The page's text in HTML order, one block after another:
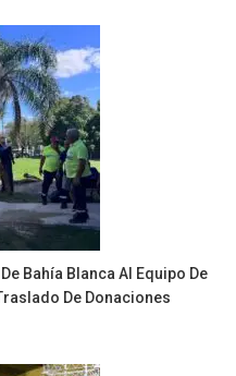
Bahía Blanca Al Equipo De
De Donaciones